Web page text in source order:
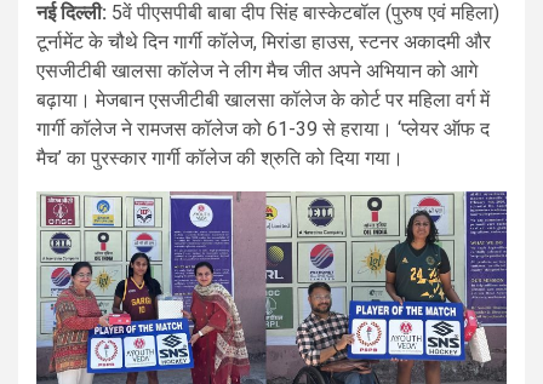
नई दिल्ली: 5वें पीएसपीबी बाबा दीप सिंह बास्केटबॉल (पुरुष एवं महिला)
टूर्नामेंट के चौथे दिन गार्गी कॉलेज, मिरांडा हाउस, स्टनर अकादमी और
एसजीटीबी खालसा कॉलेज ने लीग मैच जीत अपने अभियान को आगे
बढ़ाया। मेजबान एसजीटीबी खालसा कॉलेज के कोर्ट पर महिला वर्ग में
गार्गी कॉलेज ने रामजस कॉलेज को 61-39 से हराया। ‘प्लेयर ऑफ द
मैच’ का पुरस्कार गार्गी कॉलेज की श्रुति को दिया गया।